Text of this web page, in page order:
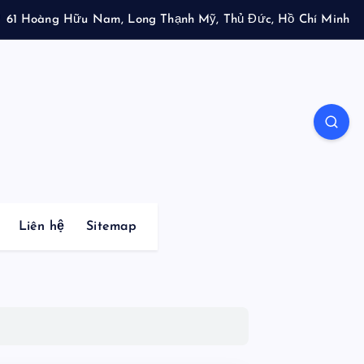
61 Hoàng Hữu Nam, Long Thạnh Mỹ, Thủ Đức, Hồ Chí Minh
Liên hệ Sitemap